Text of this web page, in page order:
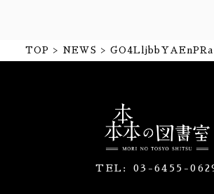
TOP NEWS GO4LljbbYAEnPRa
TEL: 03-6455-